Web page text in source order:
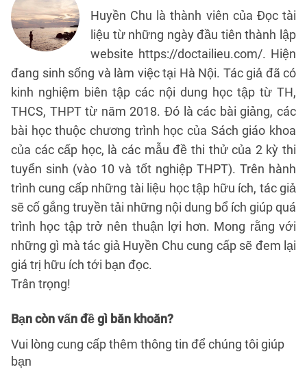
Huyền Chu là thành viên của Đọc tài
liệu từ những ngày đầu tiên thành lập
website https://doctailieu.com/. Hiện
đang sinh sống và làm việc tại Hà Nội. Tác giả đã có
kinh nghiệm biên tập các nội dung học tập từ TH,
THCS, THPT từ năm 2018. Đó là các bài giảng, các
bài học thuộc chương trình học của Sách giáo khoa
của các cấp học, là các mẫu đề thi thử của 2 kỳ thi
tuyển sinh (vào 10 và tốt nghiệp THPT). Trên hành
trình cung cấp những tài liệu học tập hữu ích, tác giả
sẽ cố gắng truyền tải những nội dung bổ ích giúp quá
trình học tập trở nên thuận lợi hơn. Mong rằng với
những gì mà tác giả Huyền Chu cung cấp sẽ đem lại
giá trị hữu ích tới bạn đọc.
Trân trọng!
Bạn còn vấn đề gì băn khoăn?
Vui lòng cung cấp thêm thông tin để chúng tôi giúp
bạn